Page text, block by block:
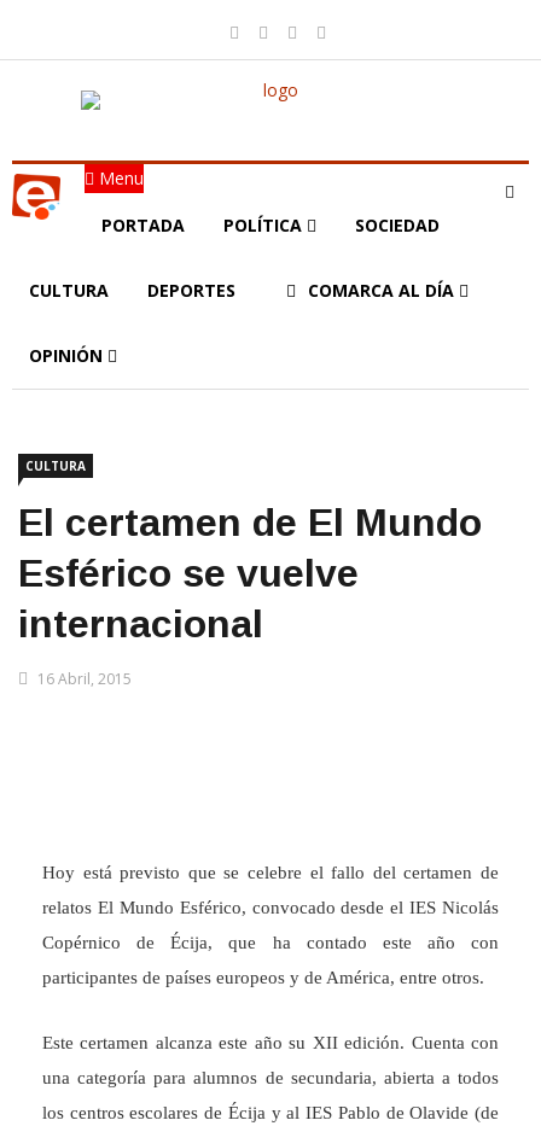
Menu
PORTADA POLÍTICA SOCIEDAD
CULTURA DEPORTES COMARCA AL DÍA
OPINIÓN
CULTURA
El certamen de El Mundo
Esférico se vuelve
internacional
16 Abril, 2015
Hoy está previsto que se celebre el fallo del certamen de
relatos El Mundo Esférico, convocado desde el IES Nicolás
Copérnico de Écija, que ha contado este año con
participantes de países europeos y de América, entre otros.
Este certamen alcanza este año su XII edición. Cuenta con
una categoría para alumnos de secundaria, abierta a todos
los centros escolares de Écija y al IES Pablo de Olavide (de